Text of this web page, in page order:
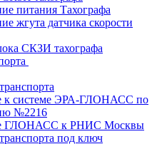
питания Тахографа
жгута датчика скорости
СКЗИ тахографа
к системе ЭРА-ГЛОНАСС по
№2216
ГЛОНАСС к РНИС Москвы
под ключ